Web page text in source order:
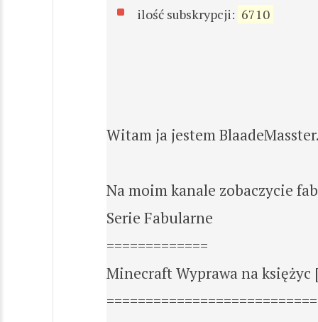
ilość subskrypcji: 6710
Witam ja jestem
Na moim kanale zobaczycie
Serie Fabularne
=============
Minecraft Wyprawa na księżyc